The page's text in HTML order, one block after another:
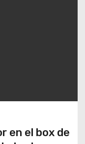
en el box de